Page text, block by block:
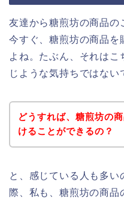
友達から糖煎坊の商品の
今すぐ、糖煎坊の商品を
よね。たぶん、それはこ
じような気持ちではない
どうすれば、糖煎坊の
けることができるの？
と、感じている人も多
際、私も、糖煎坊の商品